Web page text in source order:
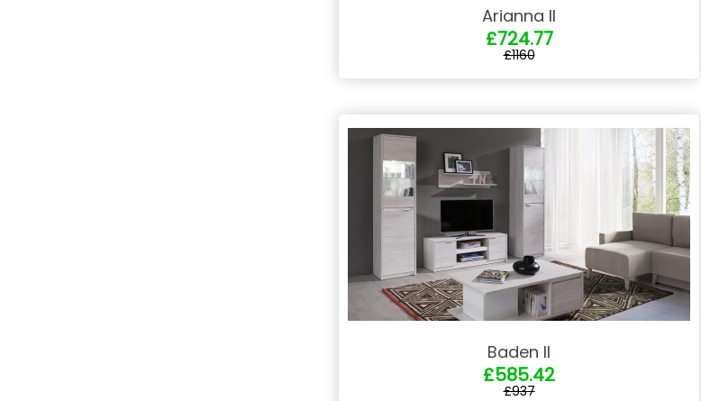
Arianna II
£724.77
£1160
Baden II
£585.42
£937